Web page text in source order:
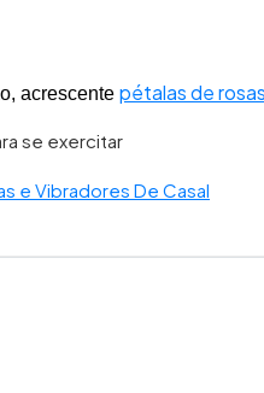
acrescente pétalas de
se exercitar
e Vibradores De Casal